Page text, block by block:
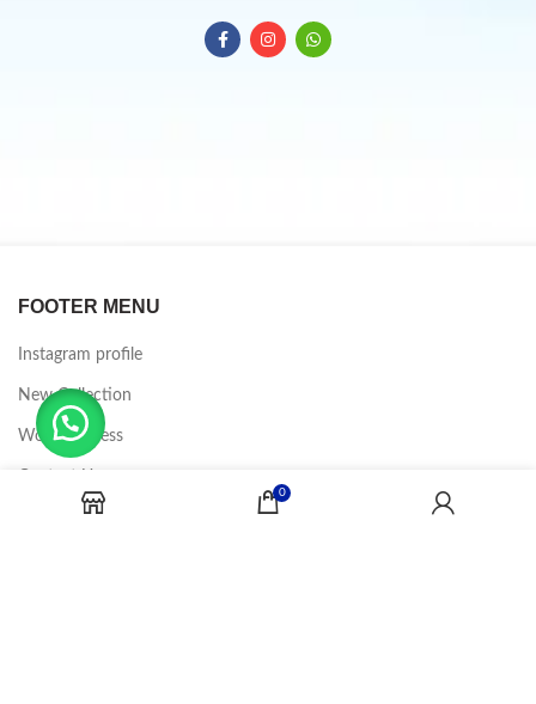
FOOTER MENU
Instagram profile
New Collection
Woman Dress
Latest News
0